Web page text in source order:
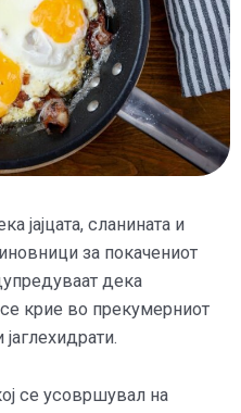
јајцата, сланината и
за покачениот
дека
крие во прекумерниот
се усовршувал на